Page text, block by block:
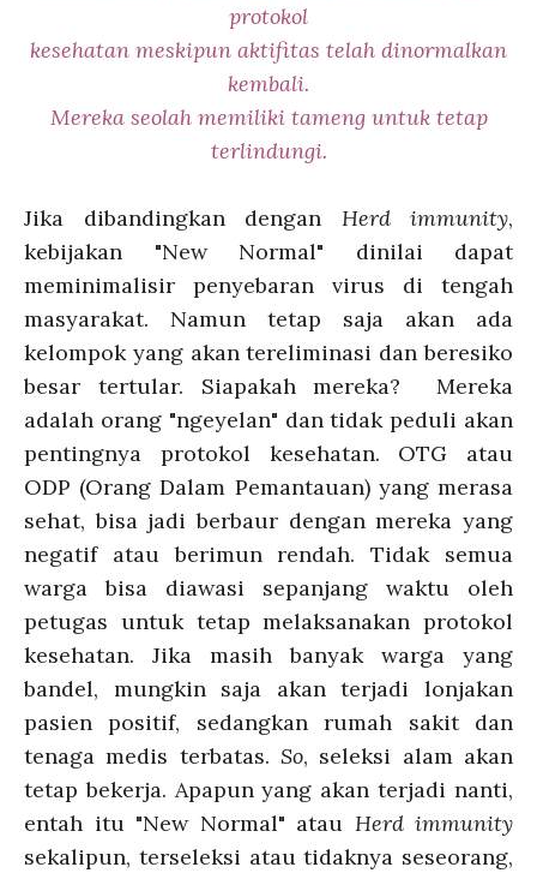
protokol
kesehatan meskipun aktifitas telah dinormalkan
kembali.
Mereka seolah memiliki tameng untuk tetap
terlindungi.
Jika dibandingkan dengan Herd immunity,
kebijakan "New Normal" dinilai dapat
meminimalisir penyebaran virus di tengah
masyarakat. Namun tetap saja akan ada
kelompok yang akan tereliminasi dan beresiko
besar tertular. Siapakah mereka? Mereka
adalah orang "ngeyelan" dan tidak peduli akan
pentingnya protokol kesehatan. OTG atau
ODP (Orang Dalam Pemantauan) yang merasa
sehat, bisa jadi berbaur dengan mereka yang
negatif atau berimun rendah. Tidak semua
warga bisa diawasi sepanjang waktu oleh
petugas untuk tetap melaksanakan protokol
kesehatan. Jika masih banyak warga yang
bandel, mungkin saja akan terjadi lonjakan
pasien positif, sedangkan rumah sakit dan
tenaga medis terbatas. So, seleksi alam akan
tetap bekerja. Apapun yang akan terjadi nanti,
entah itu "New Normal" atau Herd immunity
sekalipun, terseleksi atau tidaknya seseorang,